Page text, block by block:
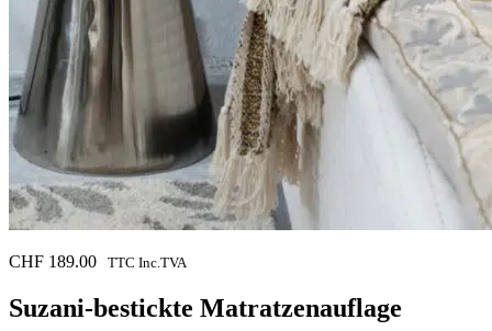
CHF 189.00 TTC Inc.TVA
Suzani-bestickte Matratzenauflage